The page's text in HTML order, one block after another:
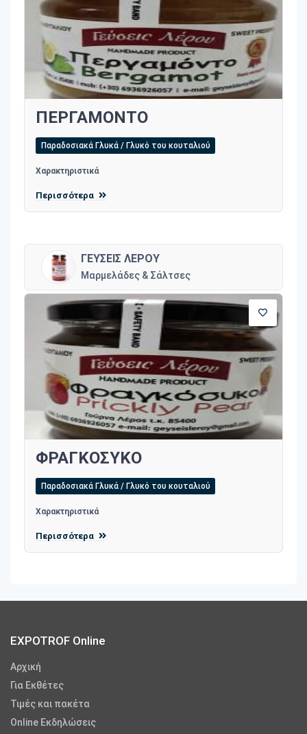
ΠΕΡΓΑΜΟΝΤΟ
Παραδοσιακά Γλυκά / Γλυκό του κουταλιού
Χαρακτηριστικά
Περισσότερα
ΓΕΥΣΕΙΣ ΛΕΡΟΥ
Μαρμελάδες & Σάλτσες
ΦΡΑΓΚΟΣΥΚΟ
Παραδοσιακά Γλυκά / Γλυκό του κουταλιού
Χαρακτηριστικά
Περισσότερα
EXPOTROF Online
Αρχική
Για Εκθέτες
Τιμές και πακέτα
Online Εκδηλώσεις